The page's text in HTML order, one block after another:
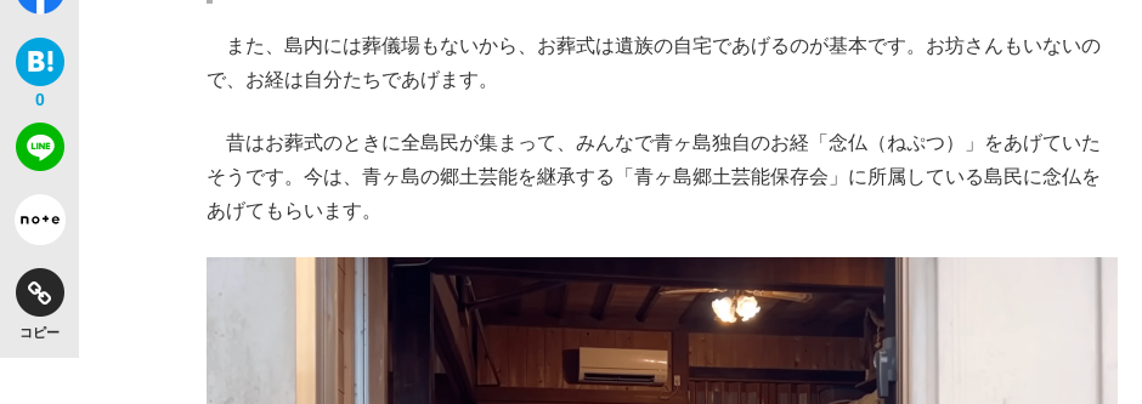
0
コピー
また、島内には葬儀場もないから、お葬式は遺族の自宅であげるのが基本です。お坊さんもいないの
で、お経は自分たちであげます。
昔はお葬式のときに全島民が集まって、みんなで青ヶ島独自のお経「念仏（ねぷつ）」をあげていた
そうです。今は、青ヶ島の郷土芸能を継承する「青ヶ島郷土芸能保存会」に所属している島民に念仏を
あげてもらいます。